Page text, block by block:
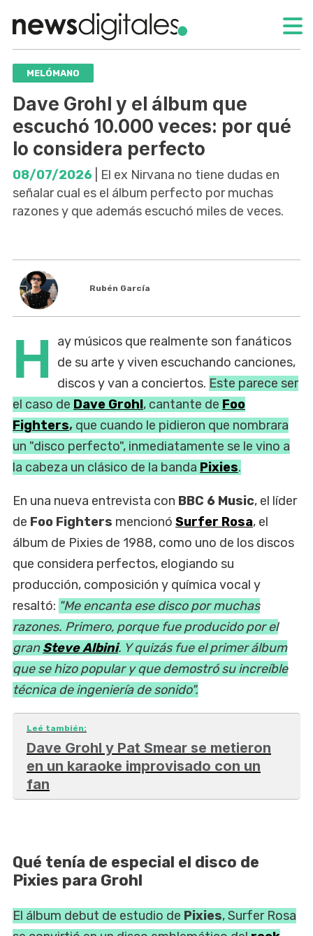
MELÓMANO
Dave Grohl y el álbum que
escuchó 10.000 veces: por qué
lo considera perfecto
08/07/2026 | El ex Nirvana no tiene dudas en
señalar cual es el álbum perfecto por muchas
razones y que además escuchó miles de veces.
Rubén García
H
ay músicos que realmente son fanáticos
de su arte y viven escuchando canciones,
discos y van a conciertos. Este parece ser
el caso de Dave Grohl, cantante de Foo
Fighters, que cuando le pidieron que nombrara
un "disco perfecto", inmediatamente se le vino a
la cabeza un clásico de la banda Pixies.
En una nueva entrevista con BBC 6 Music, el líder
de Foo Fighters mencionó Surfer Rosa, el
álbum de Pixies de 1988, como uno de los discos
que considera perfectos, elogiando su
producción, composición y química vocal y
resaltó: "Me encanta ese disco por muchas
razones. Primero, porque fue producido por el
granSteve Albini. Y quizás fue el primer álbum
que se hizo popular y que demostró su increíble
técnica de ingeniería de sonido".
Leé también:
Dave Grohl y Pat Smear se metieron
en un karaoke improvisado con un
fan
Qué tenía de especial el disco de
Pixies para Grohl
El álbum debut de estudio de Pixies, Surfer Rosa